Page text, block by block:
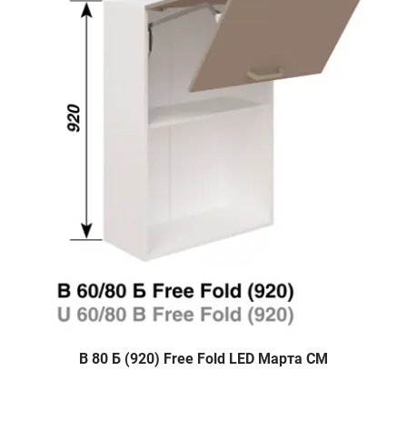
В 80 Б (920) Free Fold LED Марта СМ